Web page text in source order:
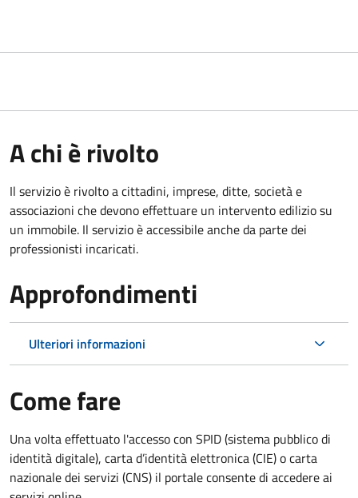
A chi è rivolto
Il servizio è rivolto a cittadini, imprese, ditte, società e
associazioni che devono effettuare un intervento edilizio su
un immobile. Il servizio è accessibile anche da parte dei
professionisti incaricati.
Approfondimenti
Ulteriori informazioni
Come fare
Una volta effettuato l'accesso con SPID (sistema pubblico di
identità digitale), carta d’identità elettronica (CIE) o carta
nazionale dei servizi (CNS) il portale consente di accedere ai